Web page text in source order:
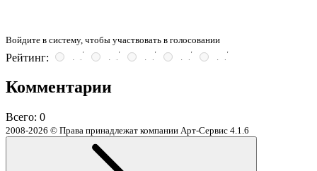
Войдите в систему, чтобы участвовать в голосовании
Рейтинг:
Комментарии
Всего: 0
2008-2026 © Права принадлежат компании Арт-Сервис 4.1.6